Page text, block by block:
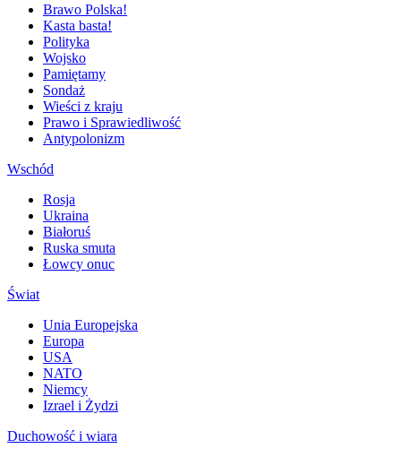
Brawo Polska!
Kasta basta!
Polityka
Wojsko
Pamiętamy
Sondaż
Wieści z kraju
Prawo i Sprawiedliwość
Antypolonizm
Wschód
Rosja
Ukraina
Białoruś
Ruska smuta
Łowcy onuc
Świat
Unia Europejska
Europa
USA
NATO
Niemcy
Izrael i Żydzi
Duchowość i wiara